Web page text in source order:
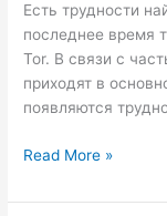
Есть трудности
последнее время
Tor. В связи с
приходят в
появляются
Read More »